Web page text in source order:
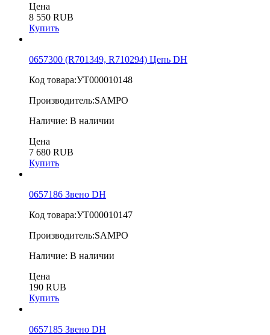
Цена
8 550 RUB
Купить
0657300 (R701349, R710294) Цепь DH
Код товара:УТ000010148
Производитель:SAMPO
Наличие: В наличии
Цена
7 680 RUB
Купить
0657186 Звено DH
Код товара:УТ000010147
Производитель:SAMPO
Наличие: В наличии
Цена
190 RUB
Купить
0657185 Звено DH